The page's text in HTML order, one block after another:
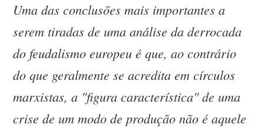
Uma das conclusões mais importantes a
serem tiradas de uma análise da derrocada
do feudalismo europeu é que, ao contrário
do que geralmente se acredita em círculos
marxistas, a "figura característica" de uma
crise de um modo de produção não é aquele